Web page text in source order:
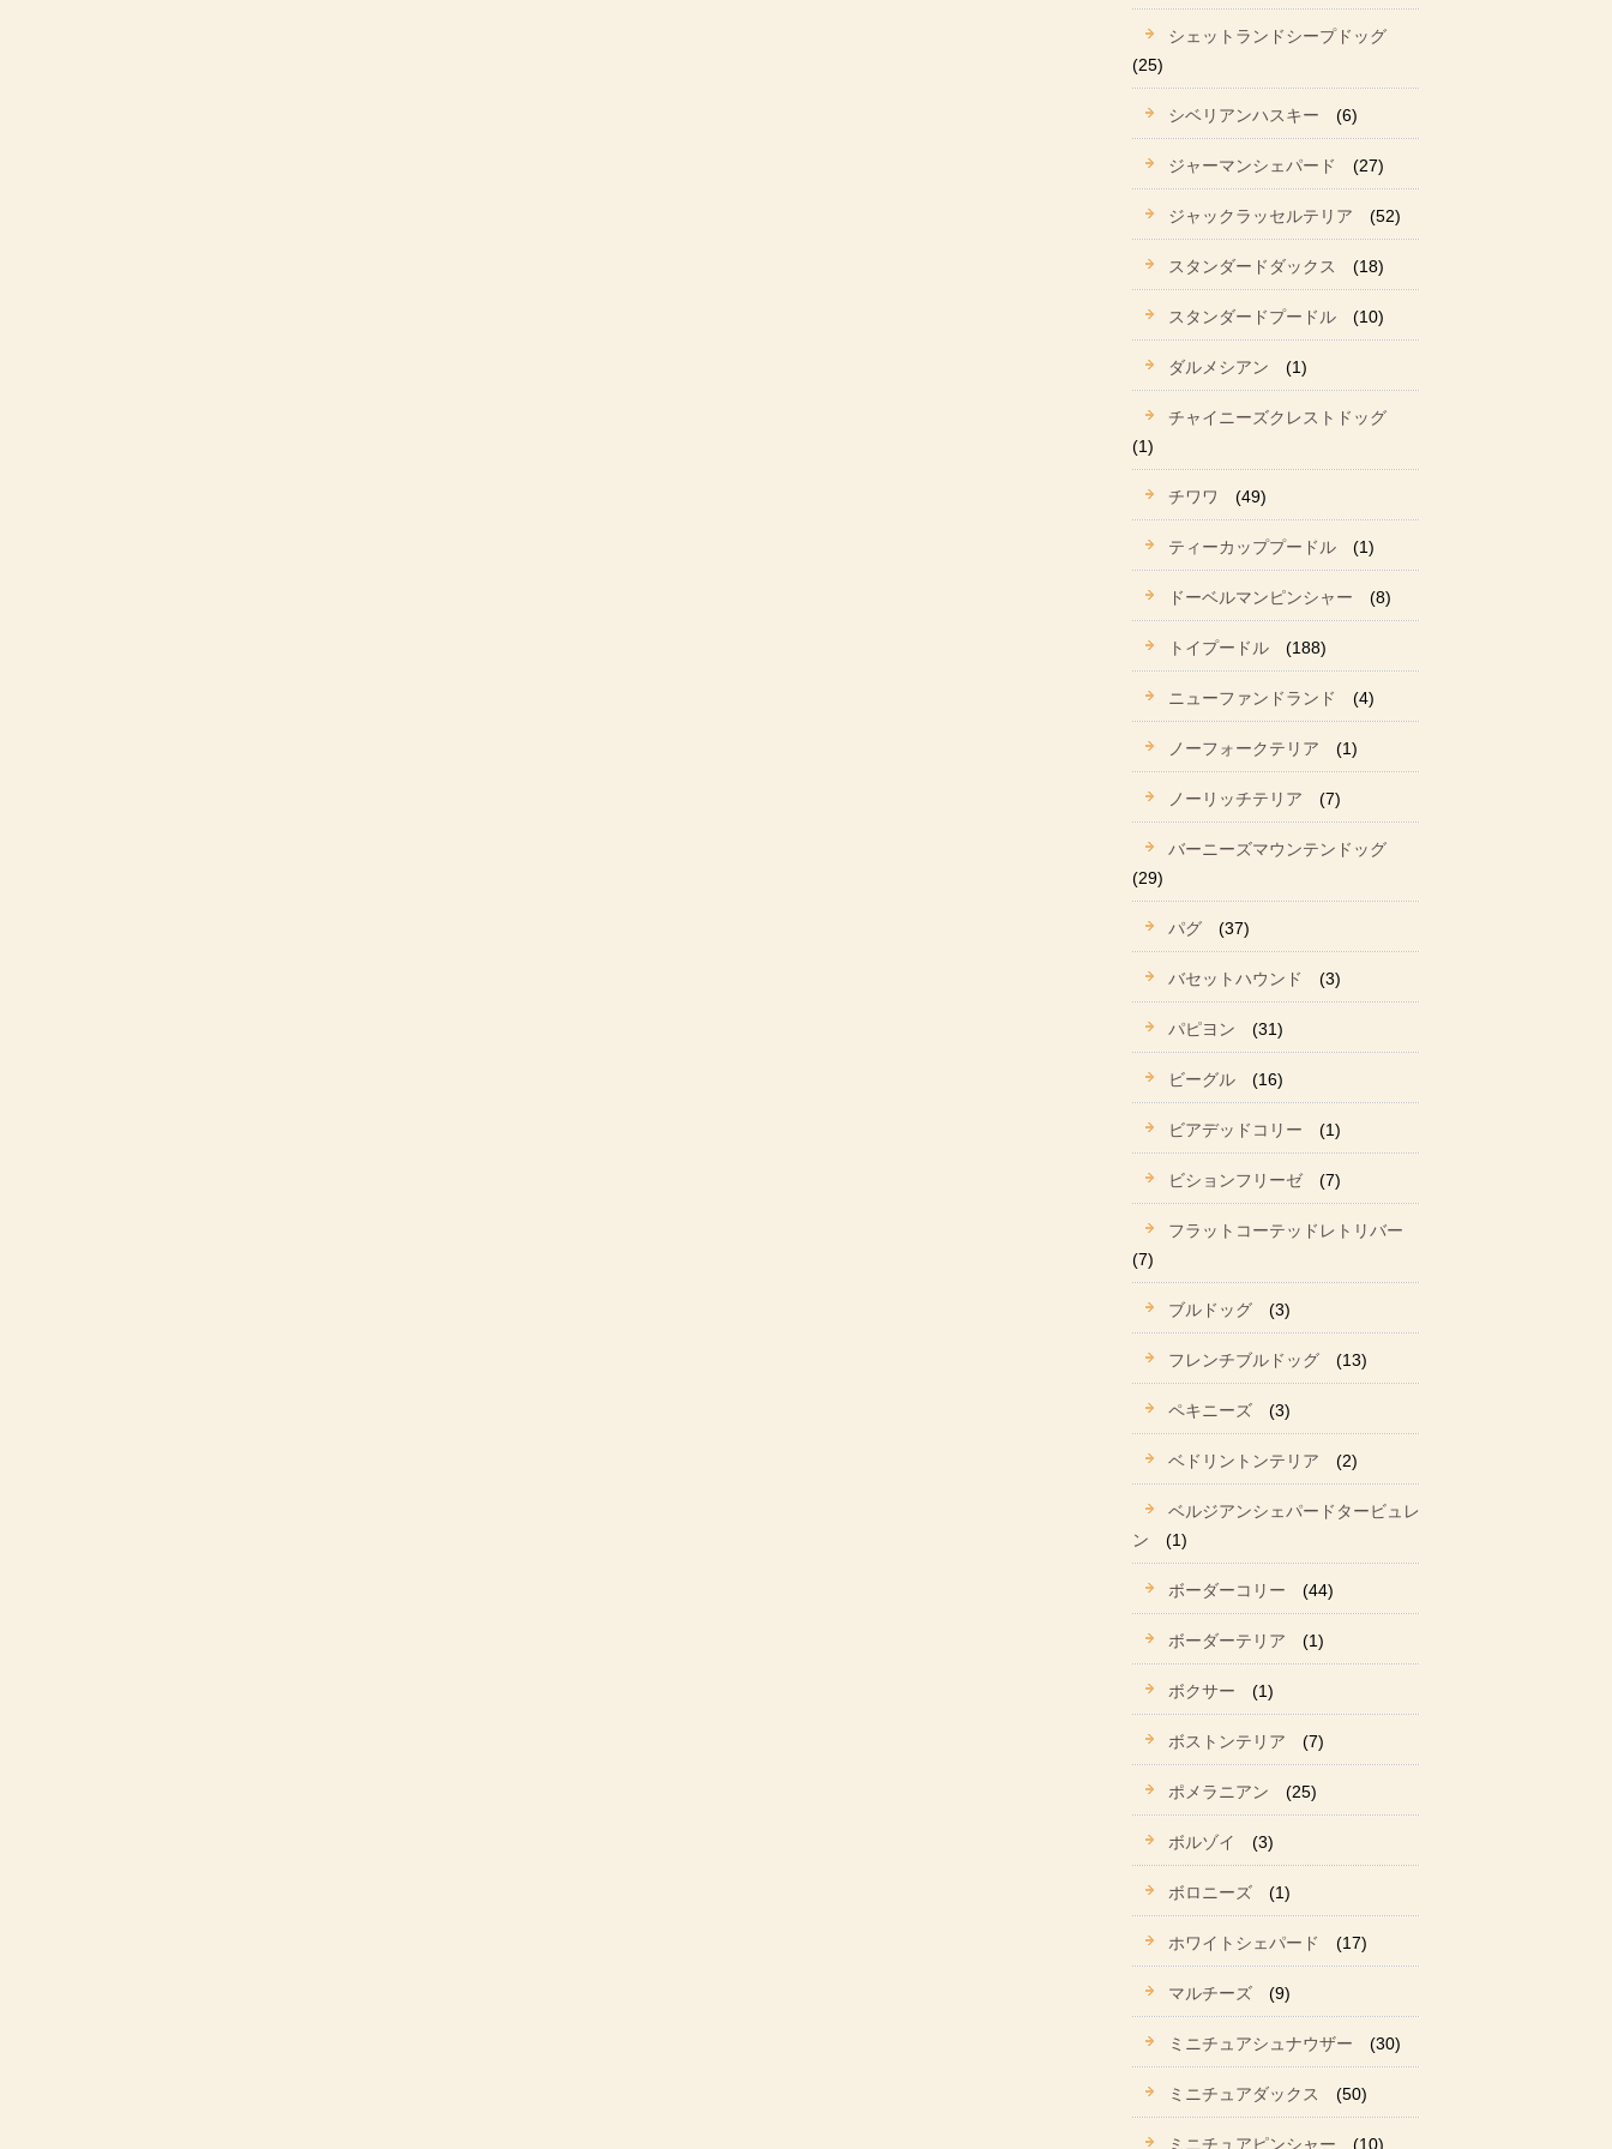
シェットランドシープドッグ
(25)
シベリアンハスキー (6)
ジャーマンシェパード (27)
ジャックラッセルテリア (52)
スタンダードダックス (18)
スタンダードプードル (10)
ダルメシアン (1)
チャイニーズクレストドッグ
(1)
チワワ (49)
ティーカッププードル (1)
ドーベルマンピンシャー (8)
トイプードル (188)
ニューファンドランド (4)
ノーフォークテリア (1)
ノーリッチテリア (7)
バーニーズマウンテンドッグ
(29)
パグ (37)
バセットハウンド (3)
パピヨン (31)
ビーグル (16)
ビアデッドコリー (1)
ビションフリーゼ (7)
フラットコーテッドレトリバー
(7)
ブルドッグ (3)
フレンチブルドッグ (13)
ペキニーズ (3)
ベドリントンテリア (2)
ベルジアンシェパードタービュレ
ン
(1)
ボーダーコリー (44)
ボーダーテリア (1)
ボクサー (1)
ボストンテリア (7)
ポメラニアン (25)
ボルゾイ (3)
ボロニーズ (1)
ホワイトシェパード (17)
マルチーズ (9)
ミニチュアシュナウザー (30)
ミニチュアダックス (50)
ミニチュアピンシャー (10)